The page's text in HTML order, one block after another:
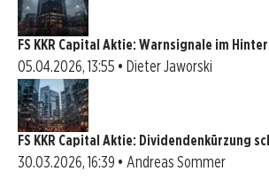
FS KKR Capital Aktie: Warnsignale im
05.04.2026, 13:55 • Dieter Jaworski
FS KKR Capital Aktie: Dividendenkürzung
30.03.2026, 16:39 • Andreas Sommer